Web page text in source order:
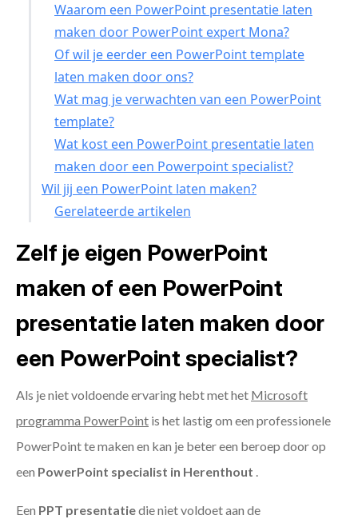
Waarom een PowerPoint presentatie laten
maken door PowerPoint expert Mona?
Of wil je eerder een PowerPoint template
laten maken door ons?
Wat mag je verwachten van een PowerPoint
template?
Wat kost een PowerPoint presentatie laten
maken door een Powerpoint specialist?
Wil jij een PowerPoint laten maken?
Gerelateerde artikelen
Zelf je eigen PowerPoint
maken of een PowerPoint
presentatie laten maken door
een PowerPoint specialist?
Als je niet voldoende ervaring hebt met het Microsoft
programma PowerPoint is het lastig om een professionele
PowerPoint te maken en kan je beter een beroep door op
een PowerPoint specialist in Herenthout .
Een PPT presentatiedie niet voldoet aan de